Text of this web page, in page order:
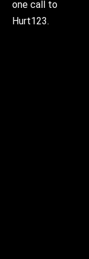
one call to
Hurt123.